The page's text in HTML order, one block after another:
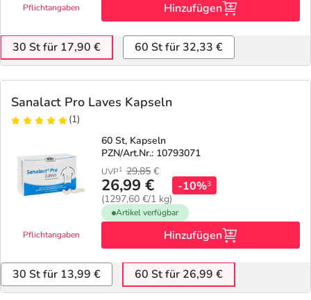
Pflichtangaben Hinzufügen
30 St für 17,90 € 60 St für 32,33 €
Sanalact Pro Laves Kapseln
(1)
Pflichtangaben
60 St, Kapseln
PZN/Art.Nr.: 10793071
UVP1 29,85 €
26,99 €
(1297,60 €/1 kg)
-10%3
Artikel verfügbar
Hinzufügen
30 St für 13,99 € 60 St für 26,99 €